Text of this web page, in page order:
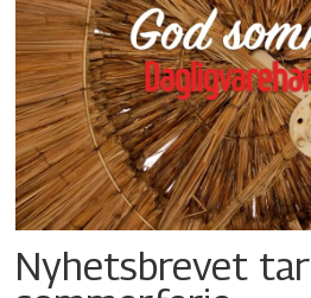
Nyhetsbrevet tar